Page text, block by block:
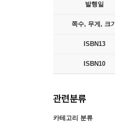
발행일
쪽수, 무게, 크기
ISBN13
ISBN10
관련분류
카테고리 분류